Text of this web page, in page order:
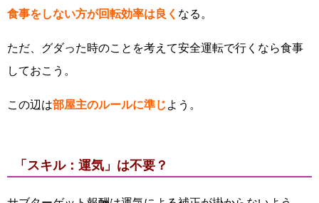
食事をしない方が回転効率は良く なる。
ただ、グダった時のことを考えて安全運転で行くなら食事
しておこう。
この辺は部屋主のルールに準じよう。
「スキル：運気」は不要？